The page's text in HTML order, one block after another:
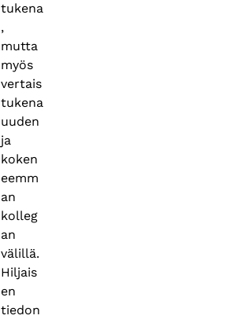
tukena
,
mutta
myös
vertais
tukena
uuden
ja
koken
eemm
an
kolleg
an
välillä.
Hiljais
en
tiedon